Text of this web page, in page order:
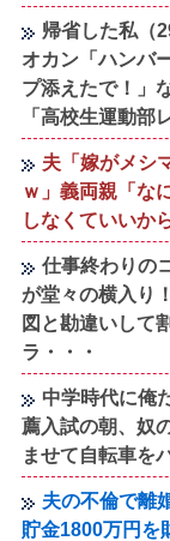
帰省した私（
オカン「ハンバ
プ添えたで！」
「高校生運動部
夫「嫁がメシ
ｗ」義両親「な
しなくていいか
仕事終わりの
が堂々の横入り
図と勘違いして
ラ・・・
中学時代に俺
薦入試の朝、奴
ませて自転車を
夫の不倫で離
貯金1800万円を